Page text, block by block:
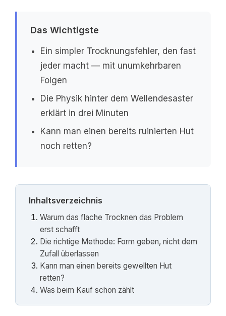
Das Wichtigste
Ein simpler Trocknungsfehler, den fast
jeder macht — mit unumkehrbaren
Folgen
Die Physik hinter dem Wellendesaster
erklärt in drei Minuten
Kann man einen bereits ruinierten Hut
noch retten?
Inhaltsverzeichnis
Warum das flache Trocknen das Problem
erst schafft
Die richtige Methode: Form geben, nicht dem
Zufall überlassen
Kann man einen bereits gewellten Hut
retten?
Was beim Kauf schon zählt